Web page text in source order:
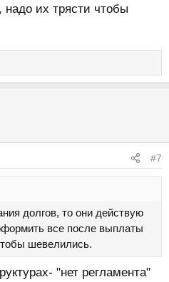
их трясти чтобы
#7
долгов, то они действую
все после выплаты
шевелились.
"нет регламента"